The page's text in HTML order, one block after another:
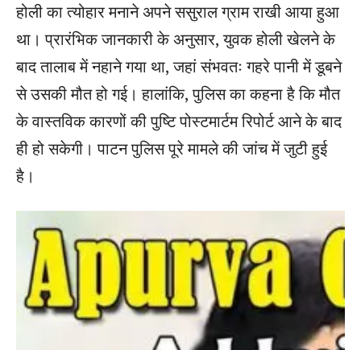
होली का त्योहार मनाने अपने ससुराल ग्राम राखी आया हुआ
था। प्रारंभिक जानकारी के अनुसार, युवक होली खेलने के
बाद तालाब में नहाने गया था, जहां संभवतः गहरे पानी में डूबने
से उसकी मौत हो गई। हालांकि, पुलिस का कहना है कि मौत
के वास्तविक कारणों की पुष्टि पोस्टमार्टम रिपोर्ट आने के बाद
ही हो सकेगी। पाटन पुलिस पूरे मामले की जांच में जुटी हुई
है।